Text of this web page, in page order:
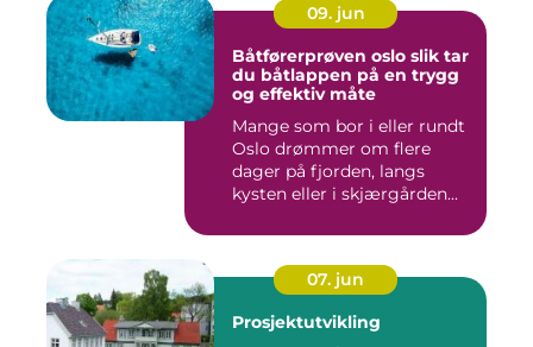
09. jun
Båtførerprøven oslo slik tar
du båtlappen på en trygg
og effektiv måte
Mange som bor i eller rundt
Oslo drømmer om flere
dager på fjorden, langs
kysten eller i skjærgården...
07. jun
Prosjektutvikling